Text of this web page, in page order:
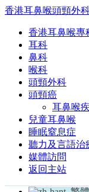
香港耳鼻喉頭頸外
香港耳鼻喉專
耳科
鼻科
喉科
頭頸外科
頭頸癌
耳鼻喉
兒童耳鼻喉
睡眠窒息症
聽力及言語治
媒體訪問
返回主站